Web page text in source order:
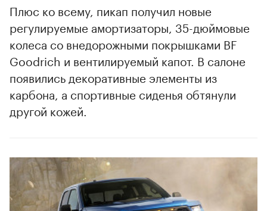
Плюс ко всему, пикап получил новые
регулируемые амортизаторы, 35-дюймовые
колеса со внедорожными покрышками BF
Goodrich и вентилируемый капот. В салоне
появились декоративные элементы из
карбона, а спортивные сиденья обтянули
другой кожей.